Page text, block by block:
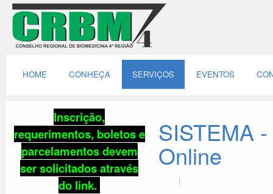
HOME CONHEÇA SERVIÇOS EVENTOS
Inscrição,
requerimentos, boletos e
parcelamentosdevem
ser solicitados através
do link.
SISTEMA
Online